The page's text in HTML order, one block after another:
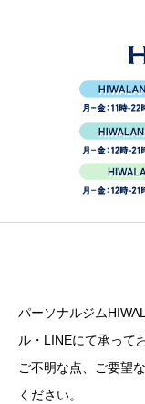
パーソナルジム
ル・LINEにて承って
ご不明な点、ご要望
ください。